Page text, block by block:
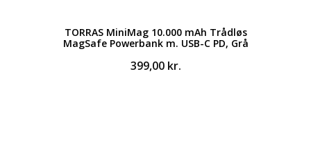
TORRAS MiniMag 10.000 mAh Trådløs
MagSafe Powerbank m. USB-C PD, Grå
399,00 kr.